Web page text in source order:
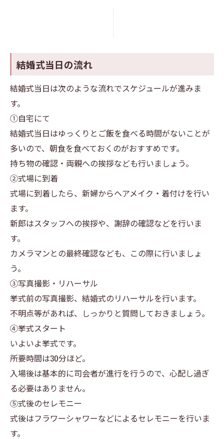
結婚式当日の流れ
結婚式当日は次のような流れでスケジュールが進みま
す。
①自宅にて
結婚式当日はゆっくりとご飯を食べる時間がないことが
多いので、朝食を食べておくのがおすすめです。
持ち物の確認・両親への挨拶なども行いましょう。
②式場に到着
式場に到着したら、新婦からヘアメイク・着付けを行い
ます。
新郎はスタッフへの挨拶や、謝辞の確認などを行いま
す。
カメラマンとの最終確認なども、この際に行いましょ
う。
③写真撮影・リハーサル
挙式前の写真撮影、結婚式のリハーサルを行います。
不明点等があれば、しっかりと質問しておきましょう。
④挙式スタート
いよいよ挙式です。
所要時間は30分ほど。
入場後は基本的に司会者が進行を行うので、心配し過ぎ
る必要はありません。
⑤式後のセレモニー
式後はフラワーシャワーなどによるセレモニーを行いま
す。